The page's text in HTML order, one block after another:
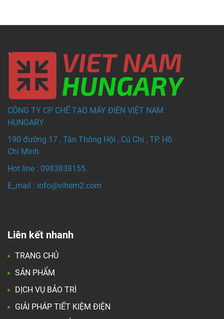
CÔNG TY CP CHẾ TẠO MÁY ĐIỆN VIỆT NAM
HUNGARY
190 đường 17 , Tân Thông Hội , Củ Chi , TP. Hồ
Chí Minh.
Hot line : 0983838155.
E_mail : info@vihem2.com
Liên kết nhanh
TRANG CHỦ
SẢN PHẨM
DỊCH VỤ BẢO TRÌ
GIẢI PHÁP TIẾT KIỆM ĐIỆN